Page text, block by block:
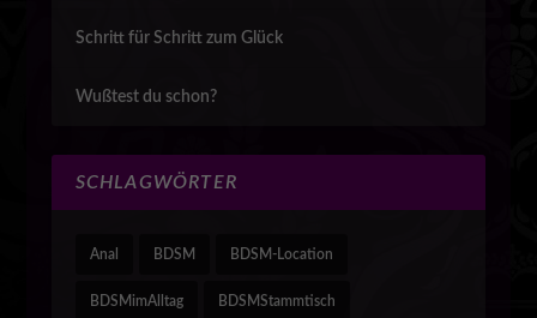
Schritt für Schritt zum Glück
Wußtest du schon?
SCHLAGWÖRTER
Anal BDSM BDSM-Location
BDSMimAlltag BDSMStammtisch